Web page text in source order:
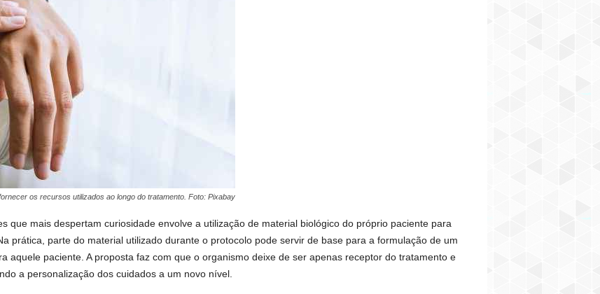
os recursos utilizados ao longo do tratamento. Foto: Pixabay
que mais despertam curiosidade envolve a utilização de material biológico do próprio paciente para
prática, parte do material utilizado durante o protocolo pode servir de base para a formulação de um
aquele paciente. A proposta faz com que o organismo deixe de ser apenas receptor do tratamento e
a personalização dos cuidados a um novo nível.